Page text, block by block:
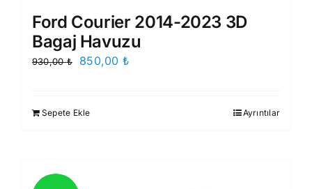
Ford Courier 2014-2023 3D
Bagaj Havuzu
930,00₺
Orijinal
850,00 ₺
Sepete Ekle Ayrıntılar